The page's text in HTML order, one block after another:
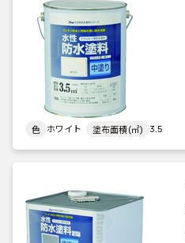
色 ホワイト 塗布面積(㎡) 3.5